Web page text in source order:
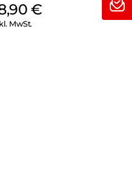
€
MwSt.